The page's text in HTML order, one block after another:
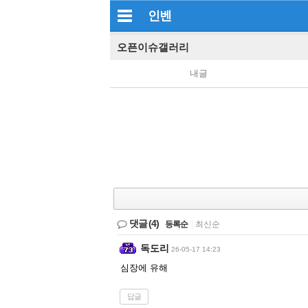
인벤
오픈이슈갤러리
내글
댓글(4) 등록순 최신순
독도리 26-05-17 14:23
심장에 유해
답글